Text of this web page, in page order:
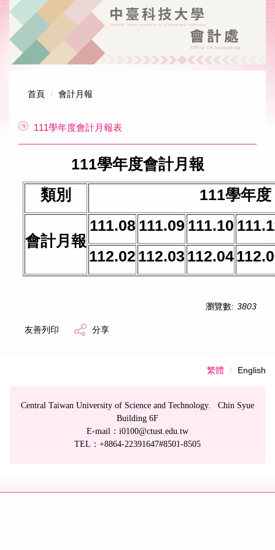
跳
主
要
內
首頁 會計月報
111學年度會計月報表
111學年度會計月報
類別
111學年度
會計月報
111.08 111.09 111.10
112.02 112.03 112.04
瀏覽數: 3803
友善列印 分享
繁體 English
Central Taiwan University of Science and Technology. Chin Syue
Building 6F
E-mail：i0100@ctust.edu.tw
TEL：+8864-22391647#8501-8505